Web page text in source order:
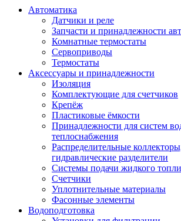
Автоматика
Датчики и реле
Запчасти и принадлежности
Комнатные термостаты
Сервоприводы
Термостаты
Аксессуары и принадлежности
Изоляция
Комплектующие для счетчиков
Крепёж
Пластиковые ёмкости
Принадлежности для систем
теплоснабжения
Распределительные
гидравлические разделители
Системы подачи жидкого
Счетчики
Уплотнительные материалы
Фасонные элементы
Водоподготовка